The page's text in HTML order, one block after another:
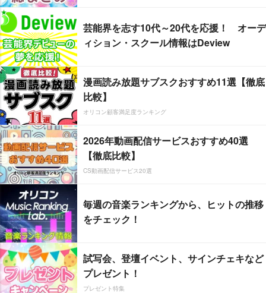
芸能界を志す10代～20代を応援！ オーデ
ィション・スクール情報はDeview
漫画読み放題サブスクおすすめ11選【徹底
比較】
オリコン顧客満足度ランキング
2026年動画配信サービスおすすめ40選
【徹底比較】
CS動画配信サービス20選
毎週の音楽ランキングから、ヒットの推移
をチェック！
試写会、登壇イベント、サインチェキなど
プレゼント！
プレゼント特集